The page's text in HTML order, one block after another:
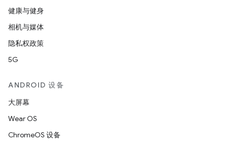
健康与健身
相机与媒体
隐私权政策
5G
ANDROID 设备
大屏幕
Wear OS
ChromeOS 设备